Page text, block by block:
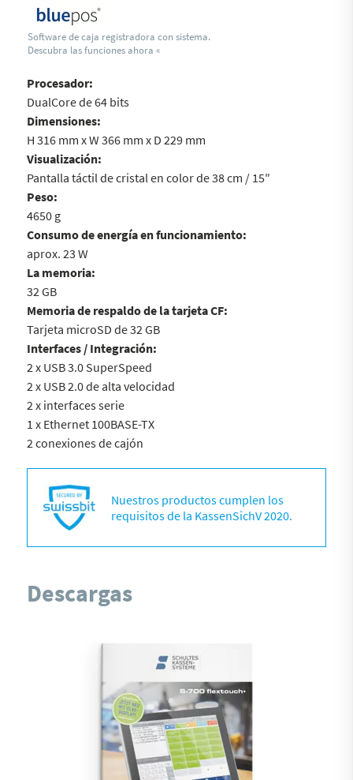
Software de caja registradora con sistema.
Descubra las funciones ahora «
Procesador:
DualCore de 64 bits
Dimensiones:
H 316 mm x W 366 mm x D 229 mm
Visualización:
Pantalla táctil de cristal en color de 38 cm / 15″
Peso:
4650 g
Consumo de energía en funcionamiento:
aprox. 23 W
La memoria:
32 GB
Memoria de respaldo de la tarjeta CF:
Tarjeta microSD de 32 GB
Interfaces / Integración:
2 x USB 3.0 SuperSpeed
2 x USB 2.0 de alta velocidad
2 x interfaces serie
1 x Ethernet 100BASE-TX
2 conexiones de cajón
Nuestros productos cumplen los
requisitos de la KassenSichV 2020.
Descargas